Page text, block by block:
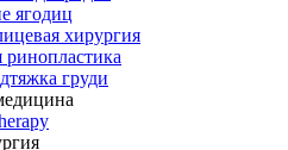
ягодиц
хирургия
ринопластика
груди